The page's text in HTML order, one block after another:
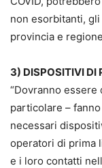
non esorbitanti,
provincia e
3) DISPOSITIVI DI
“Dovranno
particolare –
necessari
operatori di prima
e i loro contatti